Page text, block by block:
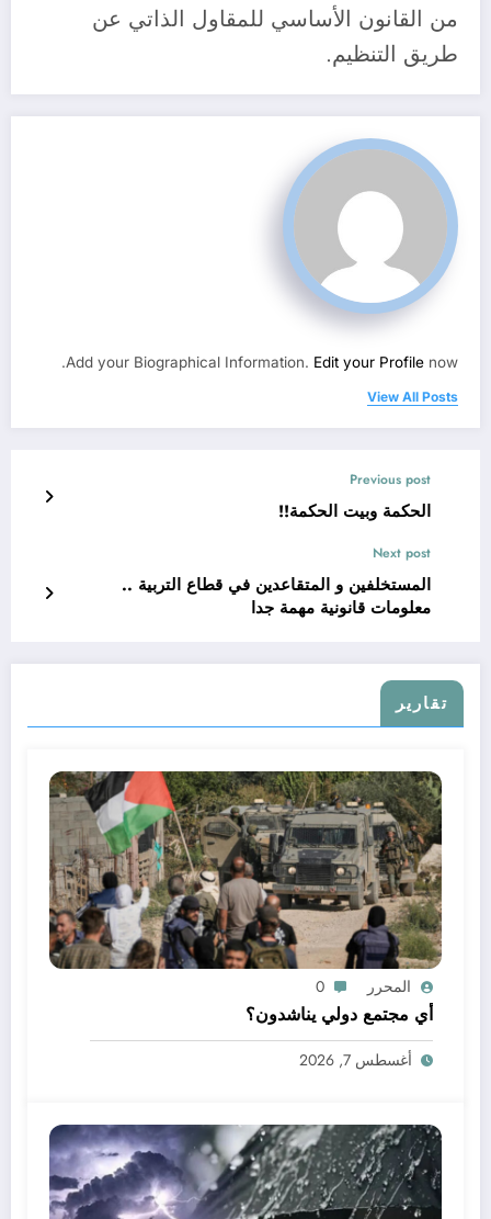
من القانون الأساسي للمقاول الذاتي عن
طريق التنظيم.
Add your Biographical Information. Edit your Profile now.
View All Posts
Previous post
الحكمة وبيت الحكمة!!
Next post
المستخلفين و المتقاعدين في قطاع التربية ..
معلومات قانونية مهمة جدا
تقارير
المحرر 0
أي مجتمع دولي يناشدون؟
أغسطس 7, 2026